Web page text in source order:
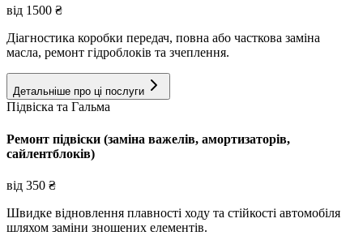
від 1500 ₴
Діагностика коробки передач, повна або часткова заміна
масла, ремонт гідроблоків та зчеплення.
Детальніше про ці послуги
Підвіска та Гальма
Ремонт підвіски (заміна важелів, амортизаторів,
сайлентблоків)
від 350 ₴
Швидке відновлення плавності ходу та стійкості автомобіля
шляхом заміни зношених елементів.